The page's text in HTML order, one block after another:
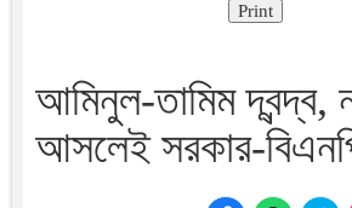
Print
আমিনুল-তামিম দ্বন্দ্ব,
আসলেই সরকার-